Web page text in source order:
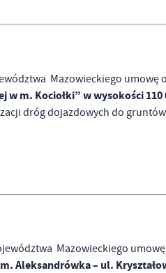
Mazowieckiego
m. Kociołki” w wysokości 110
dróg dojazdowych do
Mazowieckiego
Aleksandrówka – ul.